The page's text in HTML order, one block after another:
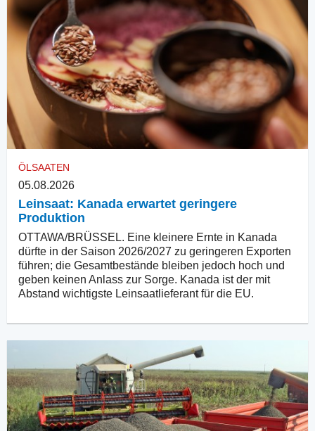
ÖLSAATEN
05.08.2026
Leinsaat: Kanada erwartet geringere
Produktion
OTTAWA/BRÜSSEL. Eine kleinere Ernte in Kanada
dürfte in der Saison 2026/2027 zu geringeren Exporten
führen; die Gesamtbestände bleiben jedoch hoch und
geben keinen Anlass zur Sorge. Kanada ist der mit
Abstand wichtigste Leinsaatlieferant für die EU.